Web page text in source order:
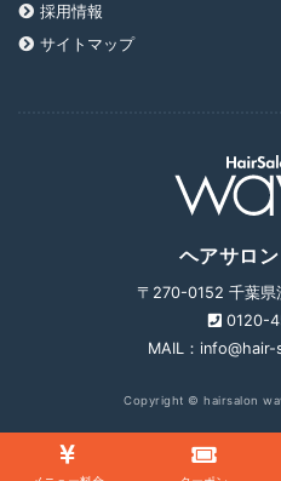
採用情報
サイトマップ
ヘアサロ
〒270-0152 千葉県
0120-
MAIL：
Copyright © hairsalon